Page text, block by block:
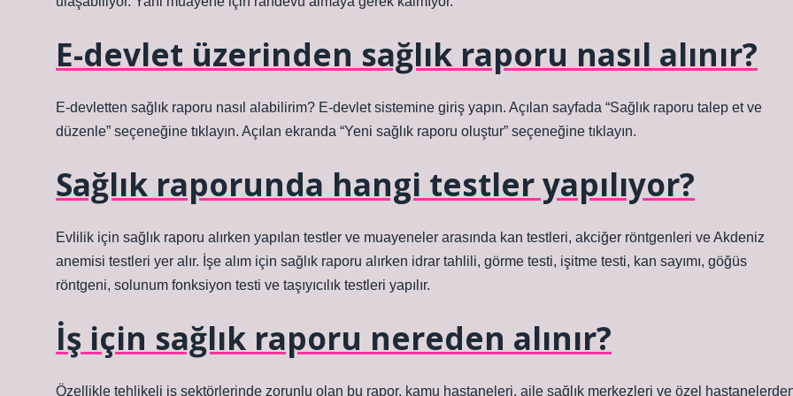
E-devlet üzerinden sağlık raporu nasıl alınır?
E-devletten sağlık raporu nasıl alabilirim? E-devlet sistemine giriş yapın. Açılan sayfada “Sağlık raporu talep et ve
düzenle” seçeneğine tıklayın. Açılan ekranda “Yeni sağlık raporu oluştur” seçeneğine tıklayın.
Sağlık raporunda hangi testler yapılıyor?
Evlilik için sağlık raporu alırken yapılan testler ve muayeneler arasında kan testleri, akciğer röntgenleri ve Akdeniz
anemisi testleri yer alır. İşe alım için sağlık raporu alırken idrar tahlili, görme testi, işitme testi, kan sayımı, göğüs
röntgeni, solunum fonksiyon testi ve taşıyıcılık testleri yapılır.
İş için sağlık raporu nereden alınır?
Özellikle tehlikeli iş sektörlerinde zorunlu olan bu rapor, kamu hastaneleri, aile sağlık merkezleri ve özel